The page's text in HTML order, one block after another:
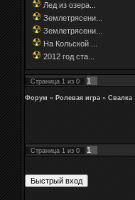
Лед из озера...
Землетрясени...
Землетрясени...
На Кольской ...
2012 год ста...
Страница 1 из 0 1
Форум » Ролевая игра » Свалка
Страница 1 из 0
1